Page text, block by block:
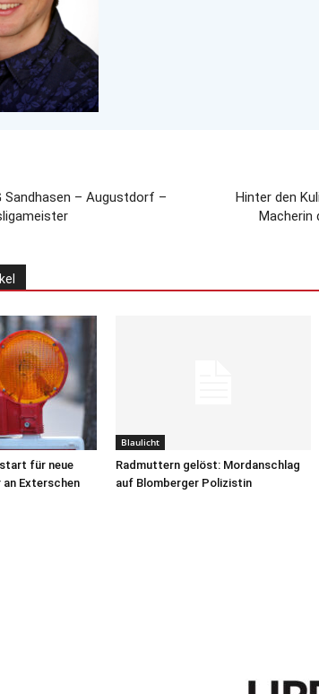
Sandhasen – Augustdorf –
Hinter den
Macherin
für neue
Exterschen
Blaulicht
Radmuttern gelöst: Mordanschlag
auf Blomberger Polizistin